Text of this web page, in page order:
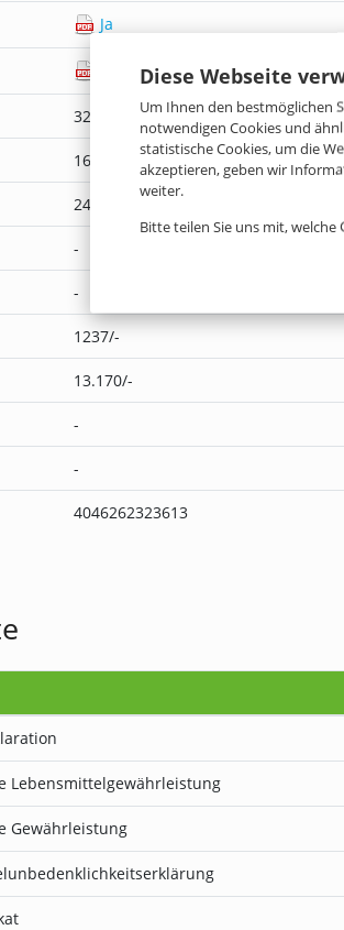
Diese Webseite
Um Ihnen den bestmöglichen
notwendigen Cookies und
statistische Cookies, um die
akzeptieren, geben wir
weiter.
Bitte teilen Sie uns mit,
Ja
3236
16409-43-1, 57-55-6
240-457-5, 200-338-0
-
-
1237/-
13.170/-
-
-
4046262323613
Lebensmittelgewährleistung
Gewährleistung